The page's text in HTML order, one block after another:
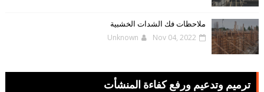
ملاحظات فك الشدات الخشبية
Unknown Nov 04, 2022
ترميم وتدعيم ورفع كفاءة المنشأت